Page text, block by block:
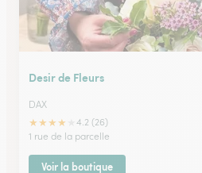
Desir de Fleurs
DAX
★★★★
4.2 (26)
1 rue de la parcelle
Voir la boutique